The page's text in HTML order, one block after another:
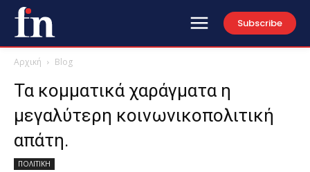
Subscribe
Αρχική Blog
Τα κομματικά χαράγματα η
μεγαλύτερη κοινωνικοπολιτική
απάτη.
ΠΟΛΙΤΙΚΗ